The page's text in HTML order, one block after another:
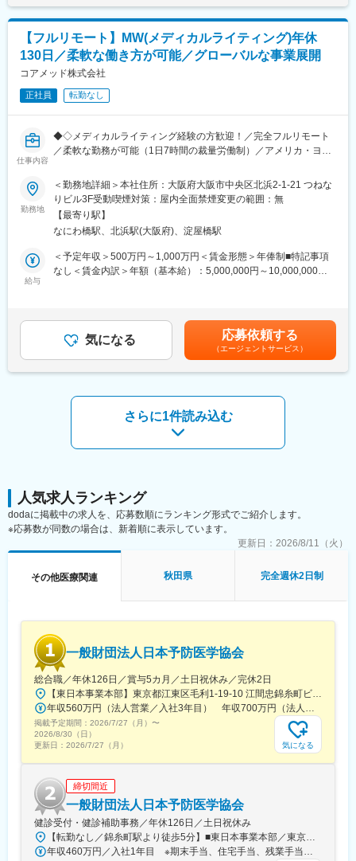
ん。）
■ワークライフバランス：
同社は、個人が最大限に能力を発揮できるよう働きやすい環境作
りに注力しております。男女問わず在宅勤務が可能です。また、
女性社員も多く、産休・育休取得実績も豊富で9割以上の復職率を
誇っており、長期就業が可能な環境・福利厚生が整っています。
連携しながら分担して推進します。
・戦略立案から規制対応まで一貫して関わることで、臨床開発全
体を俯瞰した視点を身につけることが可能です。
■教育体制：
通常医薬品メーカー出身が会員である関西医薬協会に、当社は会
員として登録しています。業界関連のセミナーにも参加すること
ができ、メーカーと同じレベルの業界知識とマーケット感をアッ
プデートできる環境です。
◎完全在宅勤務のため、拠点（東京・大阪）の近くにお住まいで
なくてもご就業いただけます。
◎お昼休みの時間帯も自由なので、例えばお子様がおられる方の
場合、お子様の通院やご都合に合わせて業務時間を調整できま
（自分の業務が終わるよう業務管理を行う必要はありますが、裁
量の大きい働き方ができます）
※国内出張の頻度は1~3回/年です。（海外出張はほとんどありませ
ん。）
同社は、個人が最大限に能力を発揮できるよう働きやすい環境作
りに注力しております。男女問わず在宅勤務が可能です。また、
女性社員も多く、産休・育休取得実績も豊富で9割以上の復職率を
誇っており、長期就業が可能な環境・福利厚生が整っています。
【フルリモート】MW(メディカルライティング)年休
130日／柔軟な働き方が可能／グローバルな事業展開
コアメッド株式会社
正社員 転勤なし
仕事内容
◆◇メディカルライティング経験の方歓迎！／完全フルリモート
／柔軟な勤務が可能（1日7時間の裁量労働制）／アメリカ・ヨー
ティング会社◆◇
■業務概要：
治験相談用資料や試験総括報告書、承認申請資料（CTDなど）の
作成を中心に、医薬品開発における各種ドキュメント作成業務
（英語・日本語）をお任せします。
・オーファンドラッグ指定申請資料
・日本を含む各国規制当局への治験実施計画届（IND等）および
・国際名・一般的名称に関する申請資料
・承認申請書（CTDを含む）
・試験総括報告書（CSR） など
■業務の特徴
・治験～承認申請まで幅広いフェーズに関わることで、医薬品開
発全体を俯瞰できる経験を積むことができます。
通常医薬品メーカー出身が会員である関西医薬協会に、当社は会
ができ、メーカーと同じレベルの業界知識とマーケット感をアッ
■働き方：
◎完全在宅勤務のため、拠点（東京・大阪）の近くにお住まいで
なくてもご就業いただけます。
◎お昼休みの時間帯も自由なので、例えばお子様がおられる方の
場合、お子様の通院やご都合に合わせて業務時間を調整できま
す。
（自分の業務が終わるよう業務管理を行う必要はありますが、裁
量の大きい働き方ができます）
※現在、関東関西のほか、九州、中部、東北、海外在住の方もいま
います）が発生します。
※国内出張の頻度は1~3回/年です。（海外出張はほとんどありませ
ん。）
■ワークライフバランス：
同社は、個人が最大限に能力を発揮できるよう働きやすい環境作
勤務地
＜勤務地詳細＞本社住所：大阪府大阪市中央区北浜2-1-21 つねな
りビル3F受動喫煙対策：屋内全面禁煙変更の範囲：無
【最寄り駅】
なにわ橋駅、北浜駅(大阪府)、淀屋橋駅
給与
＜予定年収＞500万円～1,000万円＜賃金形態＞年俸制■特記事項
なし＜賃金内訳＞年額（基本給）：5,000,000円～10,000,000円
安の金額であり、選考を通じて上下する可能性があります。月給
(月額)は固定手当を含めた表記です。
気になる 応募依頼する
（エージェントサービス）
さらに1件読み込む
人気求人ランキング
dodaに掲載中の求人を、応募数順にランキング形式でご紹介します。
※応募数が同数の場合は、新着順に表示しています。
更新日： 2026/8/11（火）
その他医療関連 秋田県 完全週休2日制
一般財団法人日本予防医学協会
総合職／年休126日／賞与5カ月／土日祝休み／完休2日
【東日本事業本部】東京都江東区毛利1-19-10 江間忠錦糸町ビル※訪問先からの直行直帰が可能です！＜アクセス＞・JR総武線（快速・各駅停車）／東京メトロ半蔵門線 錦糸町駅より徒歩5分・東京メトロ半蔵門線／都営新宿線 住吉駅より徒歩5分※受動喫煙対策:屋内全面禁煙
年収560万円（法人営業／入社3年目） 年収700万円（法人営業・チームリーダー／入社5年目）
掲載予定期間： 2026/7/27（月） 〜
2026/8/30（日）
更新日： 2026/7/27（月） 気になる
締切間近
一般財団法人日本予防医学協会
健診受付・健診補助事務／年休126日／土日祝休み
【転勤なし／錦糸町駅より徒歩5分】■東日本事業本部／東京都江東区毛利1-19-10 江間忠錦糸町ビル＜アクセス＞JR総武線（快速）、総武線（各駅停車）「錦糸町駅」南口より徒歩5分東京メトロ半蔵門線「錦糸町駅」B1出口より徒歩5分東京メトロ半蔵門線／都営新宿線「住吉駅」B2出口より徒歩5分※受動喫煙対策あり（オフィス内禁煙）
年収460万円／入社1年目 ※期末手当、住宅手当、残業手当（月10時間分）含む